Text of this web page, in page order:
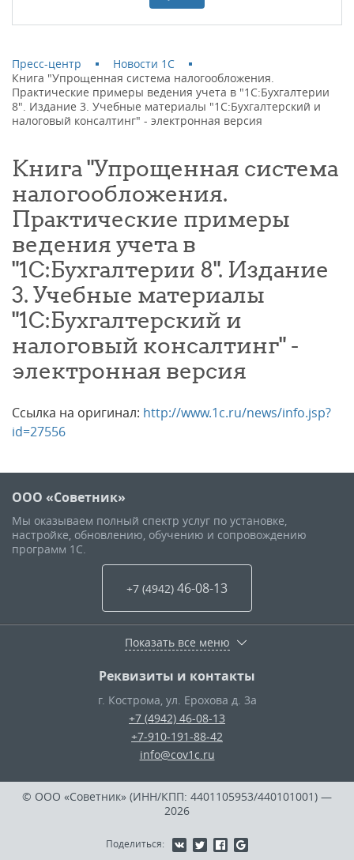
Пресс-центр
Новости 1С
Книга "Упрощенная система налогообложения.
Практические примеры ведения учета в "1С:Бухгалтерии
8". Издание 3. Учебные материалы "1С:Бухгалтерский и
налоговый консалтинг" - электронная версия
Книга "Упрощенная система
налогообложения.
Практические примеры
ведения учета в
"1С:Бухгалтерии 8". Издание
3. Учебные материалы
"1С:Бухгалтерский и
налоговый консалтинг" -
электронная версия
Ссылка на оригинал: http://www.1c.ru/news/info.jsp?
id=27556
ООО «Советник»
Мы оказываем полный спектр услуг по установке,
настройке, обновлению, обучению и сопровождению
программ 1С.
+7 (4942) 46-08-13
Показать все меню
Реквизиты и контакты
г. Кострома, ул. Ерохова д. 3а
+7 (4942) 46-08-13
+7-910-191-88-42
info@cov1c.ru
© ООО «Советник» (ИНН/КПП: 4401105953/440101001) —
2026
Поделиться: